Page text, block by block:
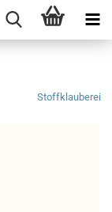
Stoffklauberei